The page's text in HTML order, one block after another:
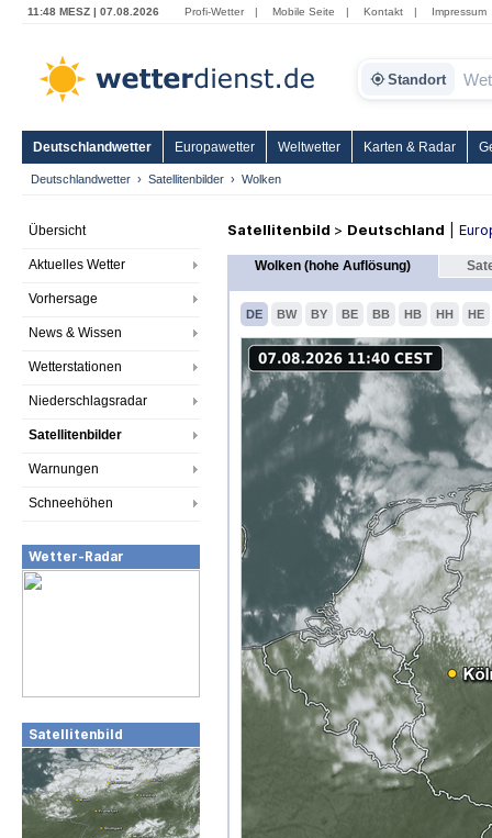
11:48 MESZ | 07.08.2026 Profi-Wetter | Mobile Seite | Kontakt | Impressum
Standort
Deutschlandwetter Europawetter Weltwetter Karten & Radar
Deutschlandwetter Satellitenbilder Wolken
Übersicht
Aktuelles Wetter
Vorhersage
News & Wissen
Wetterstationen
Niederschlagsradar
Satellitenbilder
Warnungen
Schneehöhen
Wetter-Radar
Satellitenbild
Satellitenbild > Deutschland
Wolken (hohe Auflösung)
DE BW BY BE BB HB HH HE